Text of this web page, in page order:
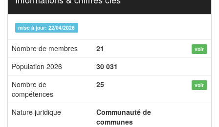
mise à jour: 22/04/2026
Nombre de membres 21 voir
Population 2026
30 031
Nombre de
compétences
25 voir
Nature juridique
Communauté de
communes